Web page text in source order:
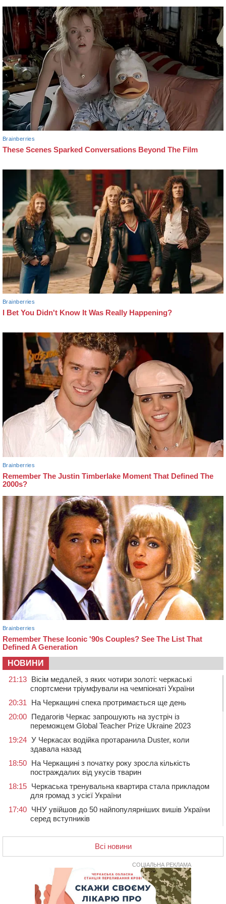
НОВИНИ
21:13 Вісім медалей, з яких чотири золоті: черкаські
спортсмени тріумфували на чемпіонаті України
20:31
На Черкащині спека протримається ще день
20:00 Педагогів Черкас запрошують на зустріч із
переможцем Global Teacher Prize Ukraine 2023
19:24 У Черкасах водійка протаранила Duster, коли
здавала назад
18:50 На Черкащині з початку року зросла кількість
постраждалих від укусів тварин
18:15 Черкаська тренувальна квартира стала прикладом
для громад з усієї України
17:40 ЧНУ увійшов до 50 найпопулярніших вишів України
серед вступників
контейнерний майданчик
16:32
Без розтину грудної клітки: у Черкасах 75-річній
пацієнтці замінили аортальний клапан
У Черкаському онкоцентрі встановили сонячну
електростанцію за понад пів мільйона гривень
Всі новини
СОЦІАЛЬНА РЕКЛАМА